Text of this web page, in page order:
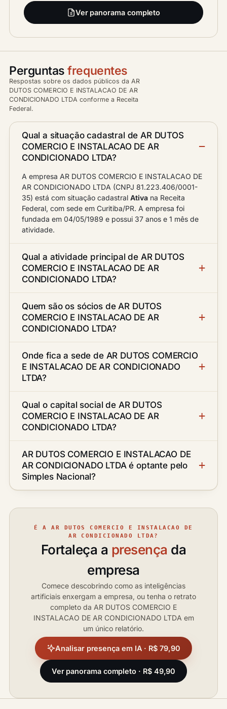
Ver panorama completo
Perguntasfrequentes
Respostas sobre os dados públicos da AR
DUTOS COMERCIO E INSTALACAO DE AR
CONDICIONADO LTDA conforme a Receita
Federal.
Qual a situação cadastral de AR DUTOS
COMERCIO E INSTALACAO DE AR
CONDICIONADO LTDA?
A empresa AR DUTOS COMERCIO E INSTALACAO DE
AR CONDICIONADO LTDA (CNPJ 81.223.406/0001-
35) está com situação cadastral Ativa na Receita
Federal, com sede em Curitiba/PR. A empresa foi
fundada em 04/05/1989 e possui 37 anos e 1 mês de
atividade.
Qual a atividade principal de AR DUTOS
COMERCIO E INSTALACAO DE AR
CONDICIONADO LTDA?
Quem são os sócios de AR DUTOS
COMERCIO E INSTALACAO DE AR
CONDICIONADO LTDA?
Onde fica a sede de AR DUTOS COMERCIO
E INSTALACAO DE AR CONDICIONADO
LTDA?
Qual o capital social de AR DUTOS
COMERCIO E INSTALACAO DE AR
CONDICIONADO LTDA?
AR DUTOS COMERCIO E INSTALACAO DE
AR CONDICIONADO LTDA é optante pelo
Simples Nacional?
É A AR DUTOS COMERCIO E INSTALACAO DE
AR CONDICIONADO LTDA?
Fortaleça a presença da
empresa
Comece descobrindo como as inteligências
artificiais enxergam a empresa, ou tenha o retrato
completo da AR DUTOS COMERCIO E
INSTALACAO DE AR CONDICIONADO LTDA em
um único relatório.
Analisar presença em IA · R$ 79,90
Ver panorama completo · R$ 49,90